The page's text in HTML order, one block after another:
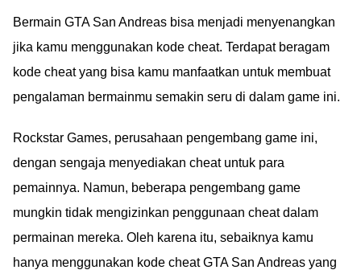
Bermain GTA San Andreas bisa menjadi menyenangkan
jika kamu menggunakan kode cheat. Terdapat beragam
kode cheat yang bisa kamu manfaatkan untuk membuat
pengalaman bermainmu semakin seru di dalam game ini.
Rockstar Games, perusahaan pengembang game ini,
dengan sengaja menyediakan cheat untuk para
pemainnya. Namun, beberapa pengembang game
mungkin tidak mengizinkan penggunaan cheat dalam
permainan mereka. Oleh karena itu, sebaiknya kamu
hanya menggunakan kode cheat GTA San Andreas yang